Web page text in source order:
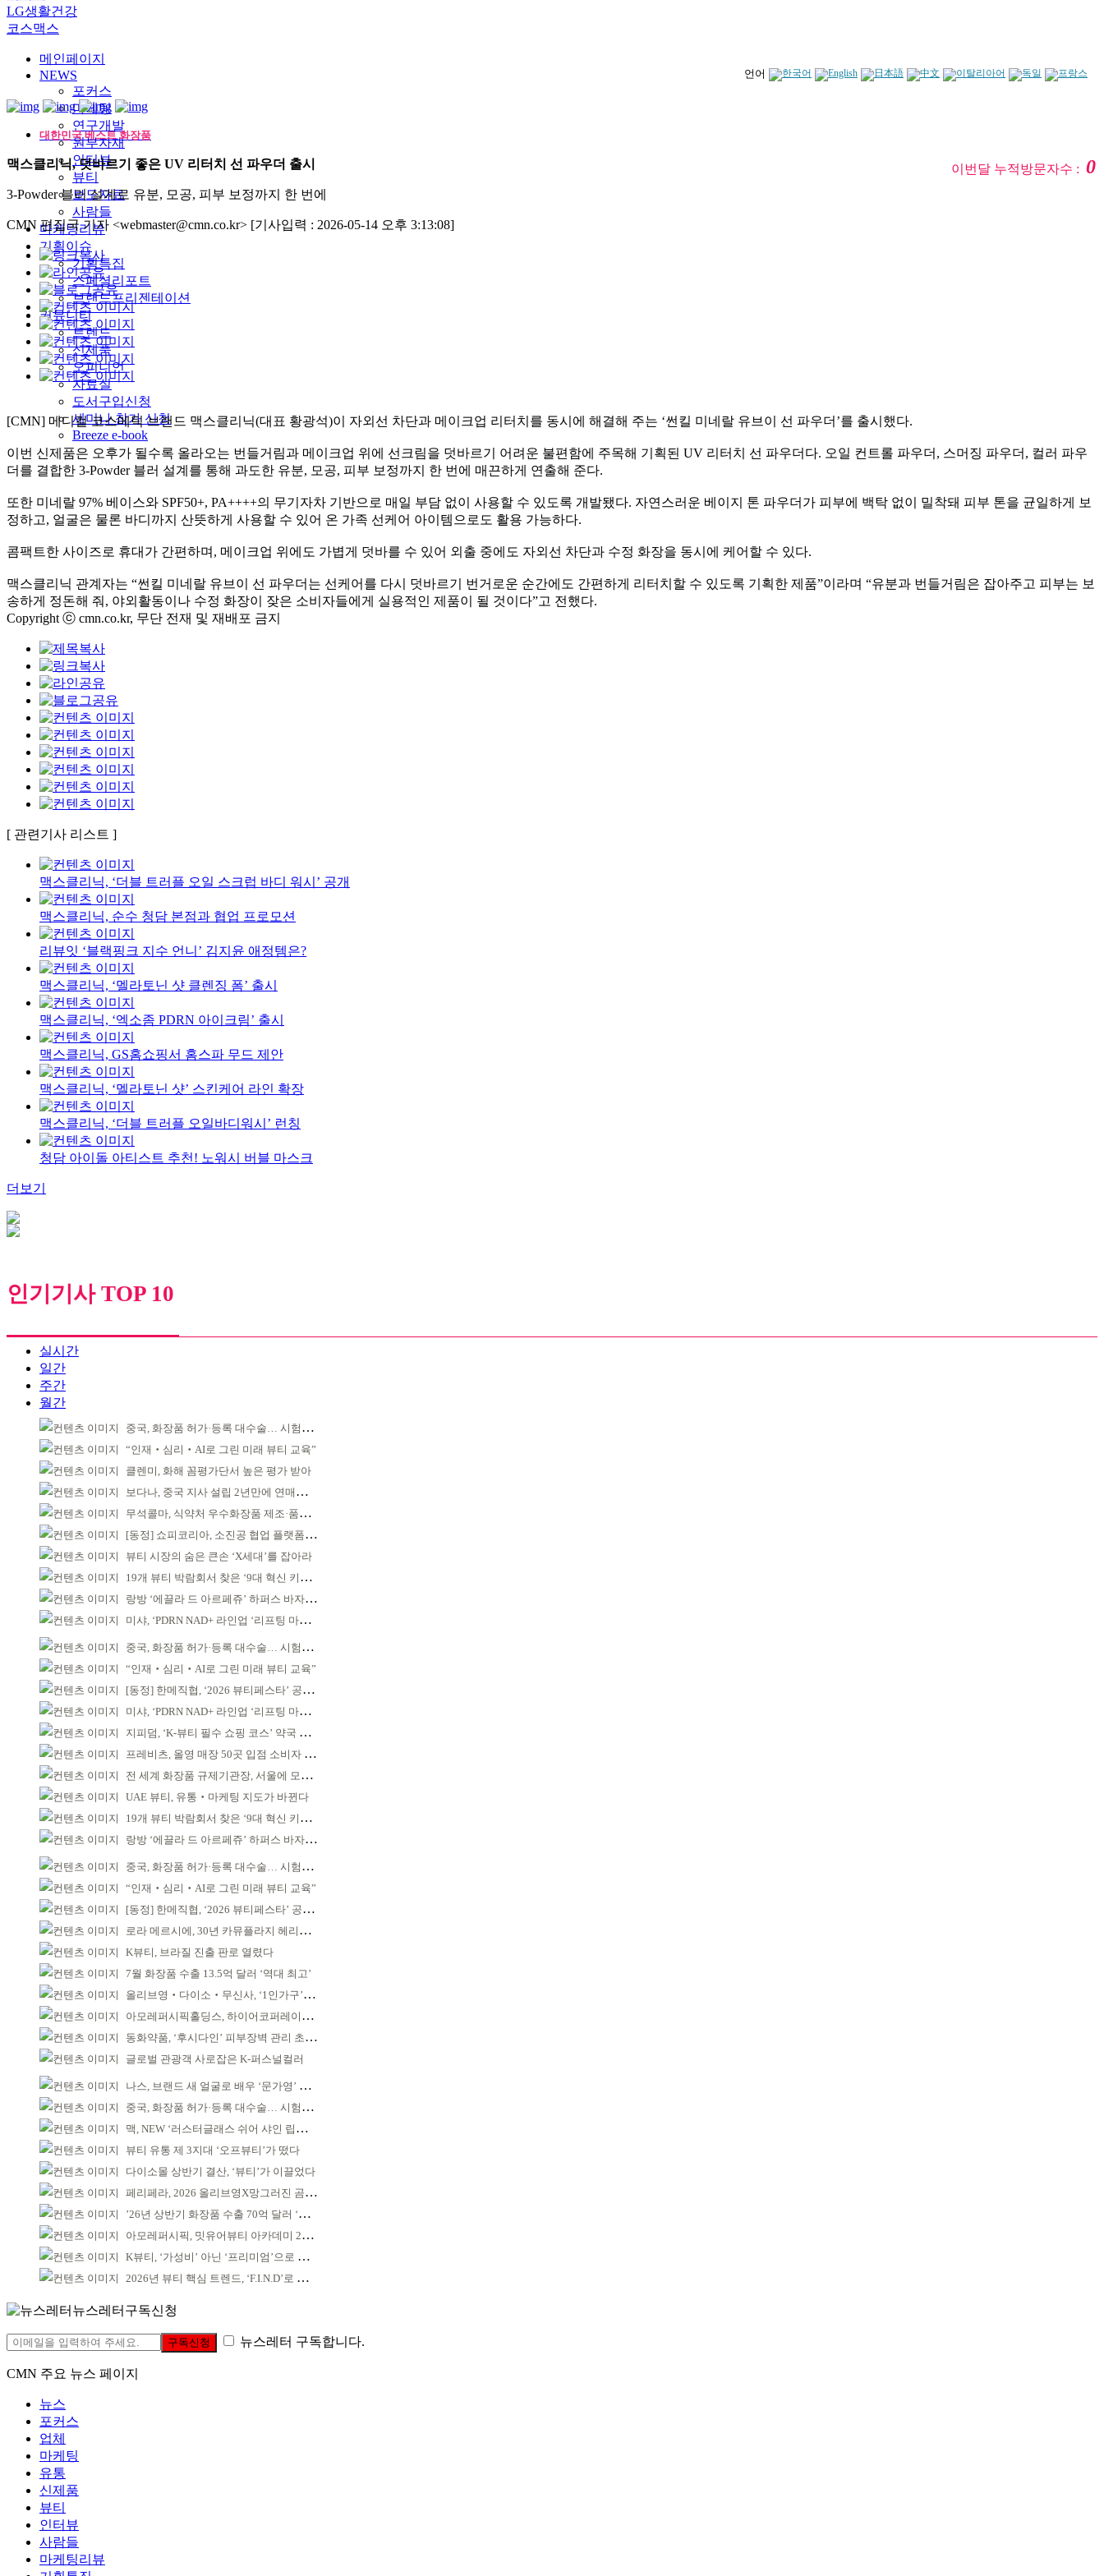
LG생활건강
코스맥스
언어
메인페이지
NEWS
포커스
마케팅
연구개발
원부자재
인터뷰
뷰티
보도자료
사람들
마케팅리뷰
기획이슈
기획특집
스페셜리포트
브랜드프리젠테이션
커뮤니티
트렌드
신제품
오피니언
자료실
도서구입신청
세미나 참가 신청
Breeze e-book
대한민국 베스트 화장품
이번달 누적방문자수 :0
맥스클리닉, 덧바르기 좋은 UV 리터치 선 파우더 출시
3-Powder 블러 설계로 유분, 모공, 피부 보정까지 한 번에
CMN 편집국 기자 <webmaster@cmn.co.kr> [기사입력 : 2026-05-14 오후 3:13:08]
[CMN] 메디컬 코스메틱 브랜드 맥스클리닉(대표 황광석)이 자외선 차단과 메이크업 리터치를 동시에 해결해 주는 ‘썬킬 미네랄 유브이 선 파우더’를 출시했다.
이번 신제품은 오후가 될수록 올라오는 번들거림과 메이크업 위에 선크림을 덧바르기 어려운 불편함에 주목해 기획된 UV 리터치 선 파우더다. 오일 컨트롤 파우더, 스머징 파우더, 컬러 파우
더를 결합한 3-Powder 블러 설계를 통해 과도한 유분, 모공, 피부 보정까지 한 번에 매끈하게 연출해 준다.
또한 미네랄 97% 베이스와 SPF50+, PA++++의 무기자차 기반으로 매일 부담 없이 사용할 수 있도록 개발됐다. 자연스러운 베이지 톤 파우더가 피부에 백탁 없이 밀착돼 피부 톤을 균일하게 보
정하고, 얼굴은 물론 바디까지 산뜻하게 사용할 수 있어 온 가족 선케어 아이템으로도 활용 가능하다.
콤팩트한 사이즈로 휴대가 간편하며, 메이크업 위에도 가볍게 덧바를 수 있어 외출 중에도 자외선 차단과 수정 화장을 동시에 케어할 수 있다.
맥스클리닉 관계자는 “썬킬 미네랄 유브이 선 파우더는 선케어를 다시 덧바르기 번거로운 순간에도 간편하게 리터치할 수 있도록 기획한 제품”이라며 “유분과 번들거림은 잡아주고 피부는 보
송하게 정돈해 줘, 야외활동이나 수정 화장이 잦은 소비자들에게 실용적인 제품이 될 것이다”고 전했다.
Copyright ⓒ cmn.co.kr, 무단 전재 및 재배포 금지
[ 관련기사 리스트 ]
맥스클리닉, ‘더블 트러플 오일 스크럽 바디 워시’ 공개
맥스클리닉, 순수 청담 본점과 협업 프로모션
리뷰잇 ‘블랙핑크 지수 언니’ 김지윤 애정템은?
맥스클리닉, ‘멜라토닌 샷 클렌징 폼’ 출시
맥스클리닉, ‘엑소좀 PDRN 아이크림’ 출시
맥스클리닉, GS홈쇼핑서 홈스파 무드 제안
맥스클리닉, ‘멜라토닌 샷’ 스킨케어 라인 확장
맥스클리닉, ‘더블 트러플 오일바디워시’ 런칭
청담 아이돌 아티스트 추천! 노워시 버블 마스크
더보기
인기기사 TOP 10
실시간
일간
주간
월간
중국, 화장품 허가·등록 대수술… 시험자료 공용 허용
“인재‧심리‧AI로 그린 미래 뷰티 교육”
클렌미, 화해 꼼평가단서 높은 평가 받아
보다나, 중국 지사 설립 2년만에 연매출 120억 돌파
무석콜마, 식약처 우수화장품 제조·품질관리 체계 인정
[동정] 쇼피코리아, 소진공 협업 플랫폼 선정
뷰티 시장의 숨은 큰손 ‘X세대’를 잡아라
19개 뷰티 박람회서 찾은 ‘9대 혁신 키워드’
랑방 ‘에끌라 드 아르페쥬’ 하퍼스 바자 화보 공개
미샤, ‘PDRN NAD+ 라인업 ‘리프팅 마스크’ 출시
중국, 화장품 허가·등록 대수술… 시험자료 공용 허용
“인재‧심리‧AI로 그린 미래 뷰티 교육”
[동정] 한메직협, ‘2026 뷰티페스타’ 공동 주최
미샤, ‘PDRN NAD+ 라인업 ‘리프팅 마스크’ 출시
지피덤, ‘K-뷰티 필수 쇼핑 코스’ 약국 공략
프레비츠, 올영 매장 50곳 입점 소비자 접점 강화
전 세계 화장품 규제기관장, 서울에 모인다
UAE 뷰티, 유통‧마케팅 지도가 바뀐다
19개 뷰티 박람회서 찾은 ‘9대 혁신 키워드’
랑방 ‘에끌라 드 아르페쥬’ 하퍼스 바자 화보 공개
중국, 화장품 허가·등록 대수술… 시험자료 공용 허용
“인재‧심리‧AI로 그린 미래 뷰티 교육”
[동정] 한메직협, ‘2026 뷰티페스타’ 공동 주최
로라 메르시에, 30년 카뮤플라지 헤리티지 담아
K뷰티, 브라질 진출 판로 열렸다
7월 화장품 수출 13.5억 달러 ‘역대 최고’
올리브영‧다이소‧무신사, ‘1인가구’가 이끈다
아모레퍼시픽홀딩스, 하이어코퍼레이션과 투자계약
동화약품, ‘후시다인’ 피부장벽 관리 초점 ‘리브랜딩’
글로벌 관광객 사로잡은 K-퍼스널컬러
나스, 브랜드 새 얼굴로 배우 ‘문가영’ 발탁
중국, 화장품 허가·등록 대수술… 시험자료 공용 허용
맥, NEW ‘러스터글래스 쉬어 샤인 립스틱’ 출시
뷰티 유통 제 3지대 ‘오프뷰티’가 떴다
다이소몰 상반기 결산, ‘뷰티’가 이끌었다
페리페라, 2026 올리브영X망그러진 곰 콜라보
’26년 상반기 화장품 수출 70억 달러 ‘역대 최고’
아모레퍼시픽, 밋유어뷰티 아카데미 2기 발대식
K뷰티, ‘가성비’ 아닌 ‘프리미엄’으로 승부걸어야
2026년 뷰티 핵심 트렌드, ‘F.I.N.D’로 읽는다
뉴스레터구독신청
구독신청 뉴스레터 구독합니다.
CMN 주요 뉴스 페이지
뉴스
포커스
업체
마케팅
유통
신제품
뷰티
인터뷰
사람들
마케팅리뷰